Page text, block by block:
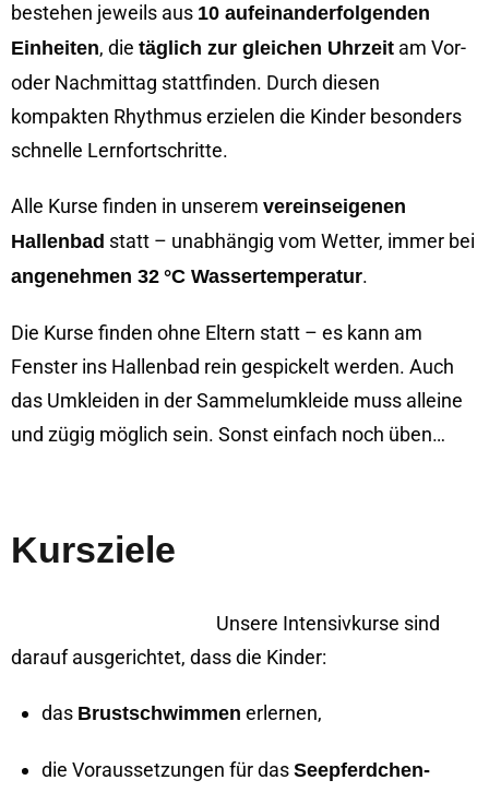
bestehen jeweils aus 10 aufeinanderfolgenden
Einheiten, die täglich zur gleichen Uhrzeit am Vor-
oder Nachmittag stattfinden. Durch diesen
kompakten Rhythmus erzielen die Kinder besonders
schnelle Lernfortschritte.
Alle Kurse finden in unserem vereinseigenen
Hallenbad statt – unabhängig vom Wetter, immer bei
angenehmen 32 °C Wassertemperatur.
Die Kurse finden ohne Eltern statt – es kann am
Fenster ins Hallenbad rein gespickelt werden. Auch
das Umkleiden in der Sammelumkleide muss alleine
und zügig möglich sein. Sonst einfach noch üben…
Kursziele
Unsere Intensivkurse sind
darauf ausgerichtet, dass die Kinder:
das Brustschwimmen erlernen,
die Voraussetzungen für das Seepferdchen-